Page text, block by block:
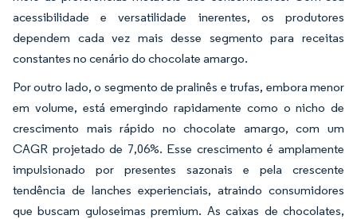
acessibilidade e versatilidade inerentes, os produtores
dependem cada vez mais desse segmento para receitas
constantes no cenário do chocolate amargo.
Por outro lado, o segmento de pralinês e trufas, embora menor
em volume, está emergindo rapidamente como o nicho de
crescimento mais rápido no chocolate amargo, com um
CAGR projetado de 7,06%. Esse crescimento é amplamente
impulsionado por presentes sazonais e pela crescente
tendência de lanches experienciais, atraindo consumidores
que buscam guloseimas premium. As caixas de chocolates,